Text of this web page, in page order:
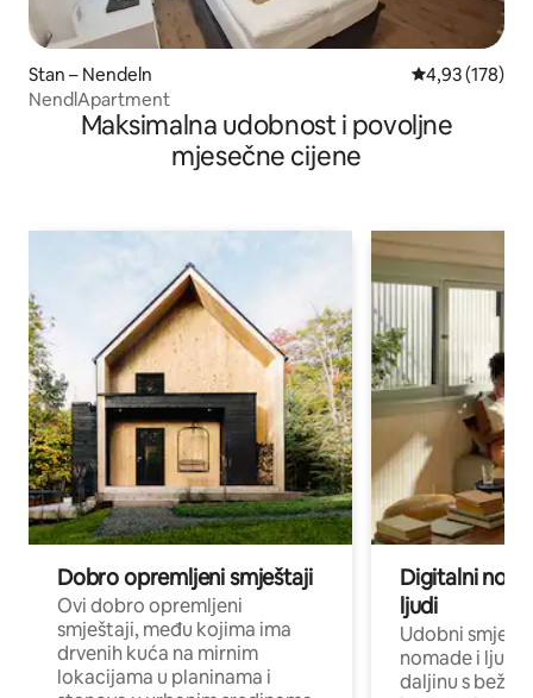
Stan – Nendeln Prosječna
4,93 (178)
NendlApartment
Maksimalna udobnost i povoljne
mjesečne cijene
Dobro opremljeni smještaji
Ovi dobro opremljeni
smještaji, među kojima ima
drvenih kuća na mirnim
lokacijama u planinama i
Digitalni
ljudi
Udobni
nomade i ljude
daljinu s